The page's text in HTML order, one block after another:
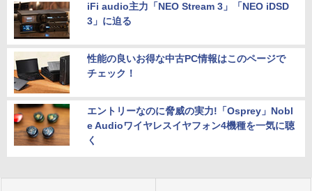
iFi audio主力「NEO Stream 3」「NEO iDSD
3」に迫る
性能の良いお得な中古PC情報はこのページで
チェック！
エントリーなのに脅威の実力!「Osprey」Nobl
e Audioワイヤレスイヤフォン4機種を一気に聴
く